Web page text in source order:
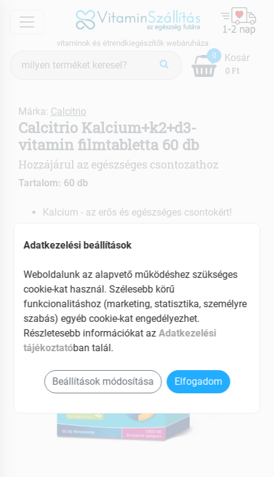
menu
vitaminok és étrendkiegészítők webáruháza
keresés
0
0 Ft
Kosár
Márka: Calcitrio
Calcitrio Kalcium+k2+d3-
vitamin filmtabletta 60 db
Hozzájárul az egészséges csontozathoz
Tartalom: 60 db
Kalcium - az erős és egészséges csontokért!
szállításához!
felszívódásához!
EAN: 5999885930043
Adatkezelési beállítások
Weboldalunk az alapvető működéshez szükséges
cookie-kat használ. Szélesebb körű
funkcionalitáshoz (marketing, statisztika, személyre
szabás) egyéb cookie-kat engedélyezhet.
Részletesebb információkat azAdatkezelési
tájékoztatóban talál.
Beállítások módosítása Elfogadom